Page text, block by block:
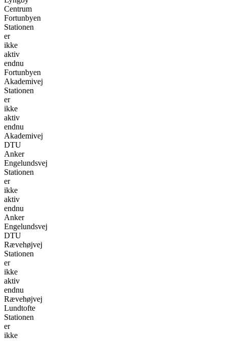
Centrum
Fortunbyen
Stationen
er
ikke
aktiv
endnu
Fortunbyen
Akademivej
Stationen
er
ikke
aktiv
endnu
Akademivej
DTU
Anker
Engelundsvej
Stationen
er
ikke
aktiv
endnu
Anker
Engelundsvej
DTU
Rævehøjvej
Stationen
er
ikke
aktiv
endnu
Rævehøjvej
Lundtofte
Stationen
er
ikke